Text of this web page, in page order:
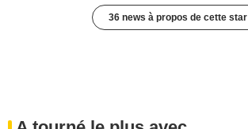
36 news à propos de cette star